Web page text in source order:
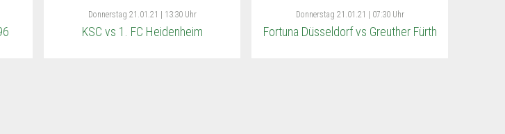
Donnerstag 21.01.21 | 13:30 Uhr
KSC vs 1. FC Heidenheim
Donnerstag 21.01.21 | 07:30 Uhr
Fortuna Düsseldorf vs Greuther Fürth